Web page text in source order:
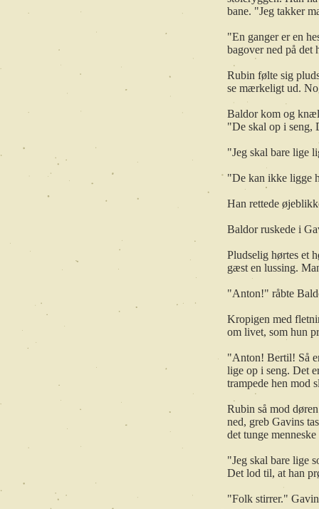
bane. "Jeg takker
"En ganger er en
bagover ned på det
Rubin følte sig
se mærkeligt ud.
Baldor kom og
"De skal op i seng,
"Jeg skal bare lige
"De kan ikke ligge
Han rettede
Baldor ruskede i
Pludselig hørtes et
gæst en lussing.
"Anton!" råbte
Kropigen med
om livet, som hun
"Anton! Bertil! Så
lige op i seng. Det
trampede hen mod
Rubin så mod
ned, greb Gavins
det tunge
"Jeg skal bare lige
Det lod til, at han
"Folk stirrer."